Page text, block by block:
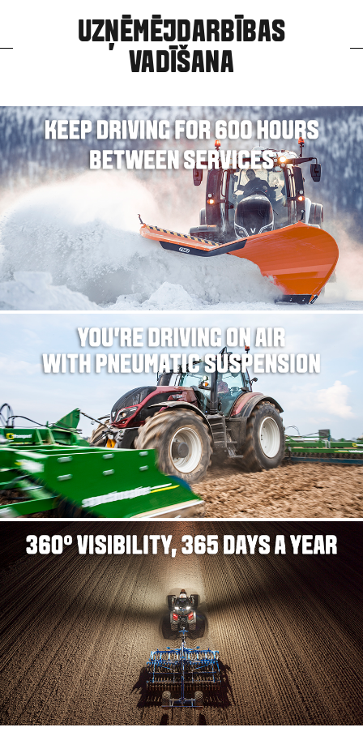
UZŅĒMĒJDARBĪBAS
VADĪŠANA